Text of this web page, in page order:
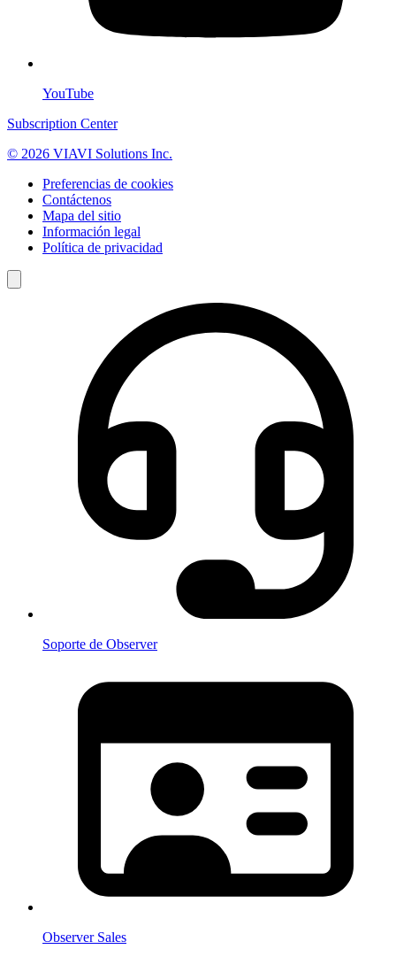
YouTube
Subscription Center
© 2026 VIAVI Solutions Inc.
Preferencias de cookies
Contáctenos
Mapa del sitio
Información legal
Política de privacidad
Soporte de Observer
Observer Sales